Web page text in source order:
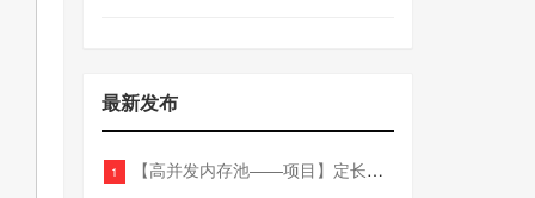
最新发布
1 【高并发内存池——项目】定长内存池——开胃小菜